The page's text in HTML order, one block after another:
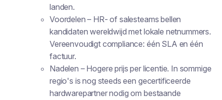
landen.
Voordelen – HR- of salesteams bellen
kandidaten wereldwijd met lokale netnummers.
Vereenvoudigt compliance: één SLA en één
factuur.
Nadelen – Hogere prijs per licentie. In sommige
regio's is nog steeds een gecertificeerde
hardwarepartner nodig om bestaande